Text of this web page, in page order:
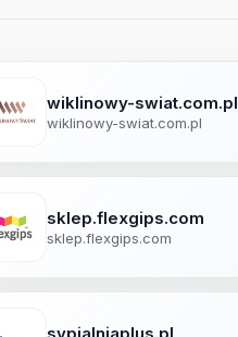
wiklinowy-swiat.com.pl
wiklinowy-swiat.com.pl
sklep.flexgips.com
sklep.flexgips.com
sypialniaplus.pl